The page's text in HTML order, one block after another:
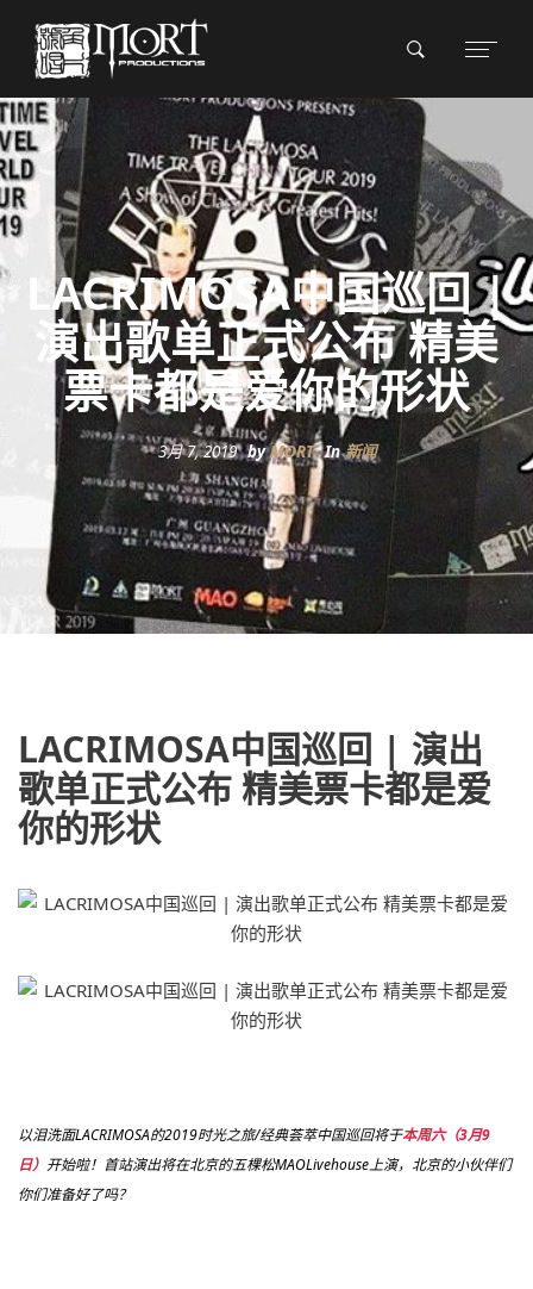
LACRIMOSA中国巡回 |
演出歌单正式公布 精美
票卡都是爱你的形状
3月 7, 2019 byMORT In新闻
LACRIMOSA中国巡回 | 演出
歌单正式公布 精美票卡都是爱
你的形状
以泪洗面LACRIMOSA的2019时光之旅/经典荟萃中国巡回将于本周六（3月9
日） 开始啦！首站演出将在北京的五棵松MAOLivehouse上演，北京的小伙伴们
你们准备好了吗？